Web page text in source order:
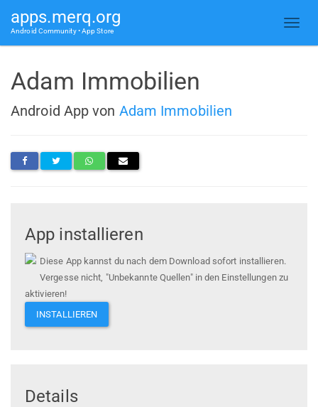
apps.merq.org
Android Community • App Store
Adam Immobilien
Android App von Adam Immobilien
App installieren
Diese App kannst du nach dem Download sofort installieren.
Vergesse nicht, "Unbekannte Quellen" in den Einstellungen zu
aktivieren!
INSTALLIEREN
Details